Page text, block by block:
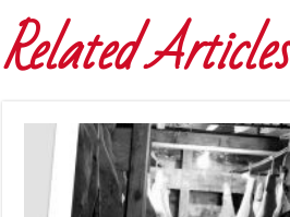
Related Articles